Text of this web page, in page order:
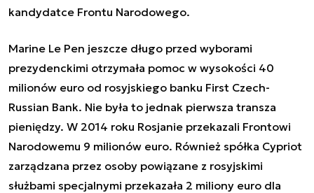
kandydatce Frontu Narodowego.
Marine Le Pen jeszcze długo przed wyborami
prezydenckimi otrzymała pomoc w wysokości 40
milionów euro od rosyjskiego banku First Czech-
Russian Bank. Nie była to jednak pierwsza transza
pieniędzy. W 2014 roku Rosjanie przekazali Frontowi
Narodowemu 9 milionów euro. Również spółka Cypriot
zarządzana przez osoby powiązane z rosyjskimi
służbami specjalnymi przekazała 2 miliony euro dla